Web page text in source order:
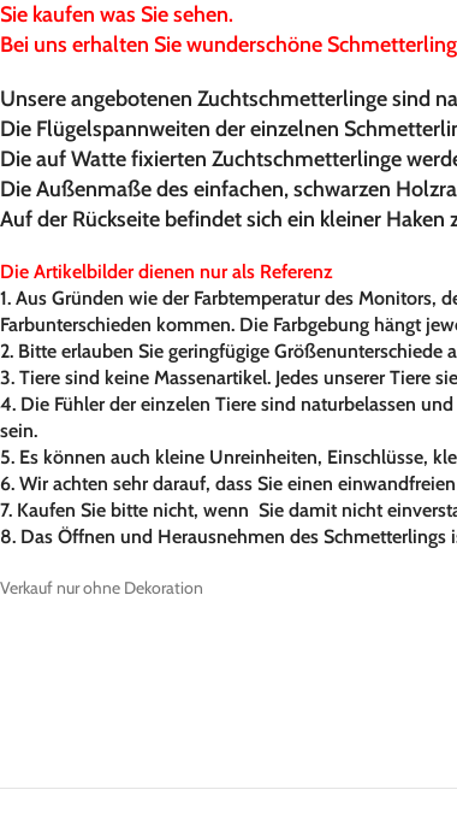
Sie kaufen was Sie sehen.
Bei uns erhalten Sie wunderschöne
Unsere angebotenen Zuchtschmetterlinge sind
Die Flügelspannweiten der einzelnen
Die auf Watte fixierten Zuchtschmetterlinge
Die Außenmaße des einfachen, schwarzen
Auf der Rückseite befindet sich ein kleiner Haken
Die Artikelbilder dienen nur als Referenz
1. Aus Gründen wie der Farbtemperatur des Monitors,
Farbunterschieden kommen. Die Farbgebung hängt
2. Bitte erlauben Sie geringfügige
3. Tiere sind keine Massenartikel. Jedes unserer Tiere
4. Die Fühler der einzelen Tiere sind naturbelassen
sein.
5. Es können auch kleine Unreinheiten, Einschlüsse,
6. Wir achten sehr darauf, dass Sie einen
7. Kaufen Sie bitte nicht, wenn Sie damit nicht
8. Das Öffnen und Herausnehmen des
Verkauf nur ohne Dekoration